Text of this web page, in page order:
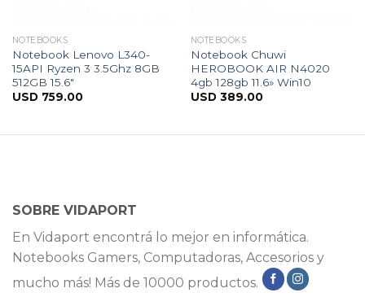
NOTEBOOKS
Notebook Lenovo L340-
15API Ryzen 3 3.5Ghz 8GB
512GB 15.6″
USD 759.00
NOTEBOOKS
Notebook Chuwi
HEROBOOK AIR N4020
4gb 128gb 11.6» Win10
USD 389.00
SOBRE VIDAPORT
En Vidaport encontrá lo mejor en informática.
Notebooks Gamers, Computadoras, Accesorios y
mucho más! Más de 10000 productos.